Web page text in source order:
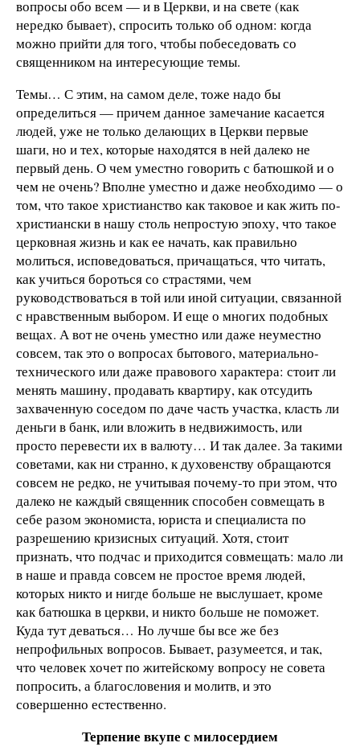
вопросы обо всем — и в Церкви, и на свете (как
нередко бывает), спросить только об одном: когда
можно прийти для того, чтобы побеседовать со
священником на интересующие темы.
Темы… С этим, на самом деле, тоже надо бы
определиться — причем данное замечание касается
людей, уже не только делающих в Церкви первые
шаги, но и тех, которые находятся в ней далеко не
первый день. О чем уместно говорить с батюшкой и о
чем не очень? Вполне уместно и даже необходимо — о
том, что такое христианство как таковое и как жить по-
христиански в нашу столь непростую эпоху, что такое
церковная жизнь и как ее начать, как правильно
молиться, исповедоваться, причащаться, что читать,
как учиться бороться со страстями, чем
руководствоваться в той или иной ситуации, связанной
с нравственным выбором. И еще о многих подобных
вещах. А вот не очень уместно или даже неуместно
совсем, так это о вопросах бытового, материально-
технического или даже правового характера: стоит ли
менять машину, продавать квартиру, как отсудить
захваченную соседом по даче часть участка, класть ли
деньги в банк, или вложить в недвижимость, или
просто перевести их в валюту… И так далее. За такими
советами, как ни странно, к духовенству обращаются
совсем не редко, не учитывая почему-то при этом, что
далеко не каждый священник способен совмещать в
себе разом экономиста, юриста и специалиста по
разрешению кризисных ситуаций. Хотя, стоит
признать, что подчас и приходится совмещать: мало ли
в наше и правда совсем не простое время людей,
которых никто и нигде больше не выслушает, кроме
как батюшка в церкви, и никто больше не поможет.
Куда тут деваться… Но лучше бы все же без
непрофильных вопросов. Бывает, разумеется, и так,
что человек хочет по житейскому вопросу не совета
попросить, а благословения и молитв, и это
совершенно естественно.
Терпение вкупе с милосердием